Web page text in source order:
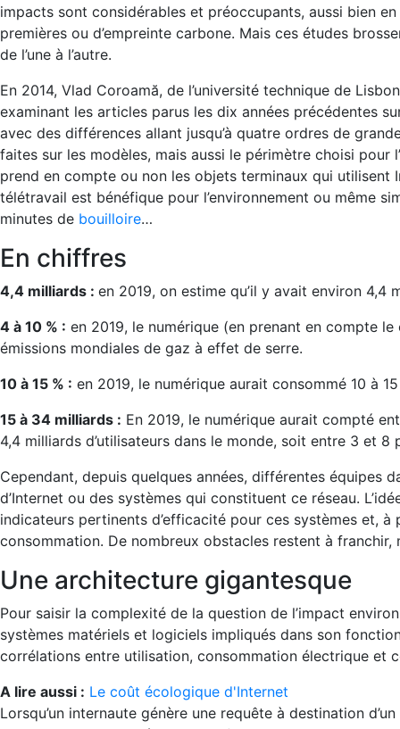
impacts sont considérables et préoccupants, aussi bien
premières ou d’empreinte carbone. Mais ces études
de l’une à l’autre.
En 2014, Vlad Coroamă, de l’université technique de
examinant les articles parus les dix années précédentes
avec des différences allant jusqu’à quatre ordres de
faites sur les modèles, mais aussi le périmètre choisi pour
prend en compte ou non les objets terminaux qui utilisent
télétravail est bénéfique pour l’environnement ou même
minutes de bouilloire…
En chiffres
4,4 milliards : en 2019, on estime qu’il y avait environ 4,4
4 à 10 % : en 2019, le numérique (en prenant en compte
émissions mondiales de gaz à effet de serre.
10 à 15 % : en 2019, le numérique aurait consommé 10 à
15 à 34 milliards : En 2019, le numérique aurait compté
4,4 milliards d’utilisateurs dans le monde, soit entre 3 et 8
Cependant, depuis quelques années, différentes équipes
d’Internet ou des systèmes qui constituent ce réseau.
indicateurs pertinents d’efficacité pour ces systèmes et,
consommation. De nombreux obstacles restent à franchir,
Une architecture gigantesque
Pour saisir la complexité de la question de l’impact
systèmes matériels et logiciels impliqués dans son
corrélations entre utilisation, consommation électrique et
A lire aussi : Le coût écologique d'Internet
Lorsqu’un internaute génère une requête à destination